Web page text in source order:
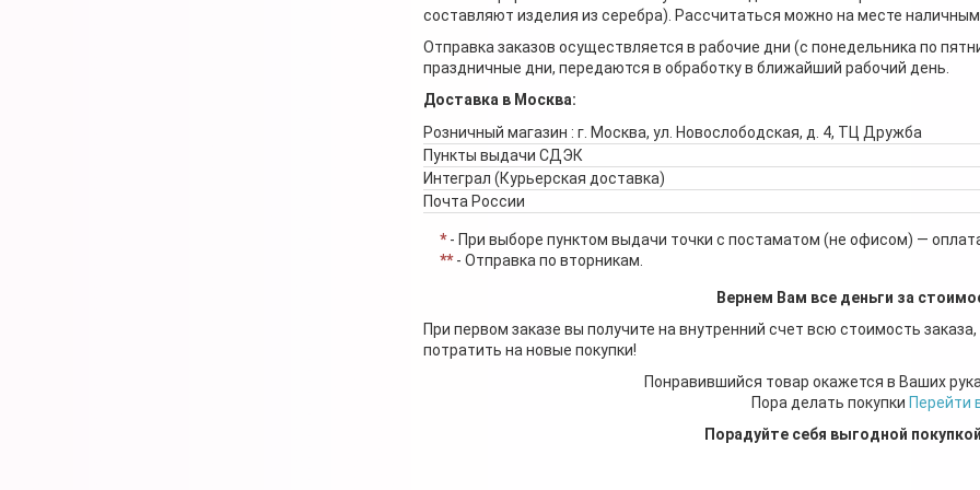
составляют изделия из серебра). Рассчитаться можно на месте
Отправка заказов осуществляется в рабочие дни (с понедельника по
праздничные дни, передаются в обработку в ближайший рабочий день.
Доставка в Москва:
Розничный магазин : г. Москва, ул. Новослободская, д. 4, ТЦ Дружба
Пункты выдачи СДЭК
Интеграл (Курьерская доставка)
Почта России
*- При выборе пунктом выдачи точки с постаматом (не офисом) —
**- Отправка по вторникам.
Вернем Вам все деньги за
При первом заказе вы получите на внутренний счет всю стоимость
потратить на новые покупки!
Понравившийся товар окажется в Ваших
Пора делать покупки Перейти
Порадуйте себя выгодной